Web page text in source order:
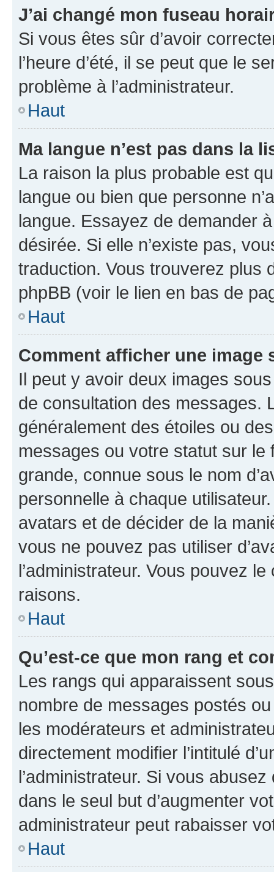
J’ai changé mon fuseau
Si vous êtes sûr d’avoir
l’heure d’été, il se peut que le
problème à l’administrateur.
Haut
Ma langue n’est pas dans la
La raison la plus probable est
langue ou bien que personne
langue. Essayez de demander
désirée. Si elle n’existe pas,
traduction. Vous trouverez plus
phpBB (voir le lien en bas de
Haut
Comment afficher une image
Il peut y avoir deux images
de consultation des messages.
généralement des étoiles ou
messages ou votre statut sur
grande, connue sous le nom
personnelle à chaque utilisateur.
avatars et de décider de la
vous ne pouvez pas utiliser
l’administrateur. Vous pouvez
raisons.
Haut
Qu’est-ce que mon rang et
Les rangs qui apparaissent
nombre de messages postés
les modérateurs et
directement modifier l’intitulé
l’administrateur. Si vous
dans le seul but d’augmenter
administrateur peut rabaisser
Haut